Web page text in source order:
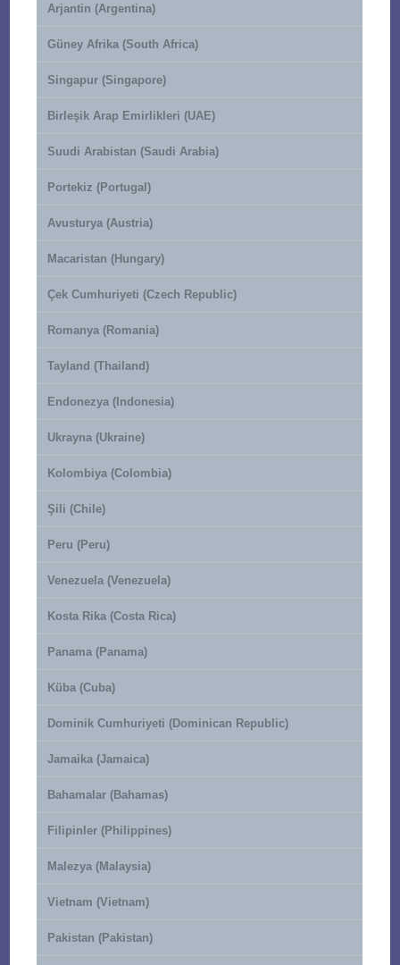
Arjantin (Argentina)
Güney Afrika (South Africa)
Singapur (Singapore)
Birleşik Arap Emirlikleri (UAE)
Suudi Arabistan (Saudi Arabia)
Portekiz (Portugal)
Avusturya (Austria)
Macaristan (Hungary)
Çek Cumhuriyeti (Czech Republic)
Romanya (Romania)
Tayland (Thailand)
Endonezya (Indonesia)
Ukrayna (Ukraine)
Kolombiya (Colombia)
Şili (Chile)
Peru (Peru)
Venezuela (Venezuela)
Kosta Rika (Costa Rica)
Panama (Panama)
Küba (Cuba)
Dominik Cumhuriyeti (Dominican Republic)
Jamaika (Jamaica)
Bahamalar (Bahamas)
Filipinler (Philippines)
Malezya (Malaysia)
Vietnam (Vietnam)
Pakistan (Pakistan)